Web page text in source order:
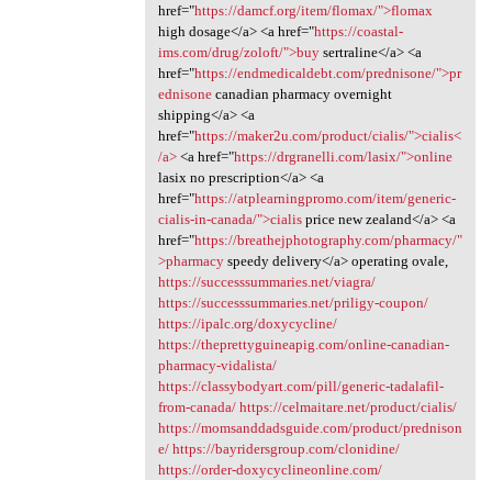
href="https://damcf.org/item/flomax/">flomax
high dosage</a> <a href="https://coastal-
ims.com/drug/zoloft/">buysertraline</a> <a
href="https://endmedicaldebt.com/prednisone/">pr
ednisonecanadian pharmacy overnight
shipping</a> <a
href="https://maker2u.com/product/cialis/">cialis<
/a><a href="https://drgranelli.com/lasix/">online
lasix no prescription</a> <a
href="https://atplearningpromo.com/item/generic-
cialis-in-canada/">cialisprice new zealand</a> <a
href="https://breathejphotography.com/pharmacy/"
>pharmacyspeedy delivery</a> operating ovale,
https://successsummaries.net/viagra/
https://successsummaries.net/priligy-coupon/
https://ipalc.org/doxycycline/
https://theprettyguineapig.com/online-canadian-
pharmacy-vidalista/
https://classybodyart.com/pill/generic-tadalafil-
from-canada/ https://celmaitare.net/product/cialis/
https://momsanddadsguide.com/product/prednison
e/ https://bayridersgroup.com/clonidine/
https://order-doxycyclineonline.com/